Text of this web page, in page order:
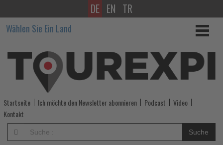
Wissen,
was
im
Tourismus
los
ist!
DE EN TR
Wählen Sie Ein Land
Startseite Ich möchte den Newsletter abonnieren Podcast
Video
Kontakt
Suche